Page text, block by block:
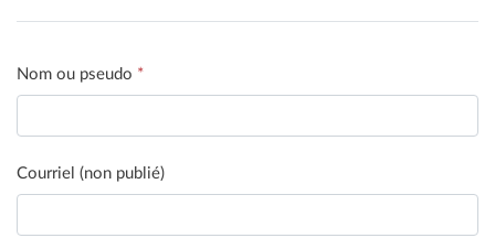
Nom ou pseudo *
Courriel (non publié)